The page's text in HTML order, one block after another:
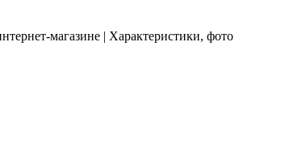
магазине | Характеристики, фото